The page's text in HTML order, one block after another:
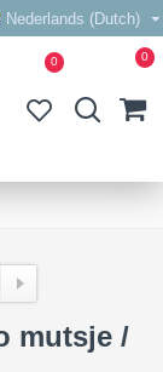
Nederlands (Dutch)
0 0
mutsje /